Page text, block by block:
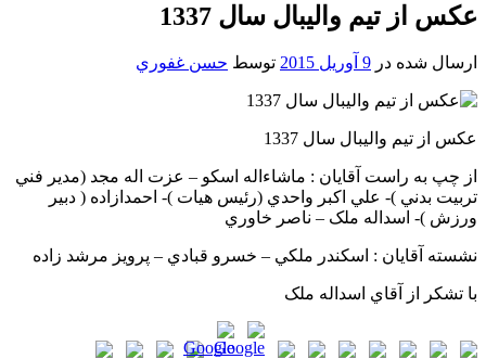
عکس از تيم واليبال سال 1337
ارسال شده در 9 آوریل 2015 توسط حسن غفوري
عکس از تيم واليبال سال 1337
از چپ به راست آقايان : ماشاءاله اسکو – عزت اله مجد (مدير فني
تربيت بدني )- علي اکبر واحدي (رئيس هيات )- احمدازاده ( دبير
ورزش )- اسداله ملک – ناصر خاوري
نشسته آقايان : اسکندر ملکي – خسرو قبادي – پرويز مرشد زاده
با تشکر از آقاي اسداله ملک